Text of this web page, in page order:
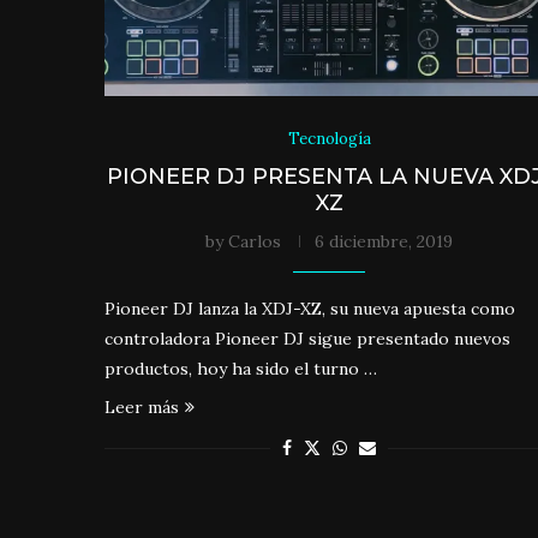
Tecnología
PIONEER DJ PRESENTA LA NUEVA
XZ
by Carlos 6 diciembre, 2019
Pioneer DJ lanza la XDJ-XZ, su nueva apuesta como
controladora Pioneer DJ sigue presentado nuevos
productos, hoy ha sido el turno …
Leer más